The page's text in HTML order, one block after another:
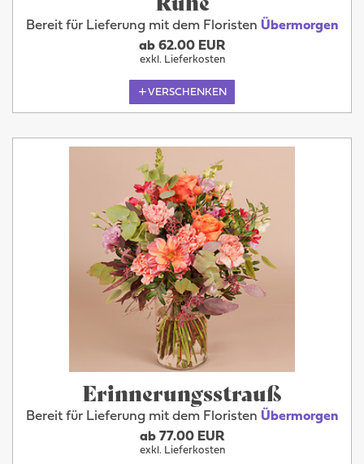
Bereit für Lieferung mit dem Floristen Übermorgen
ab 62.00 EUR
exkl. Lieferkosten
VERSCHENKEN
Erinnerungsstrauß
Bereit für Lieferung mit dem Floristen Übermorgen
ab 77.00 EUR
exkl. Lieferkosten